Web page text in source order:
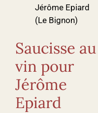
Jérôme Epiard
(Le Bignon)
Saucisse au
vin pour
Jérôme
Epiard